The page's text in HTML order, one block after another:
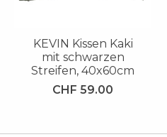
KEVIN Kissen Kaki
mit schwarzen
Streifen, 40x60cm
CHF 59.00